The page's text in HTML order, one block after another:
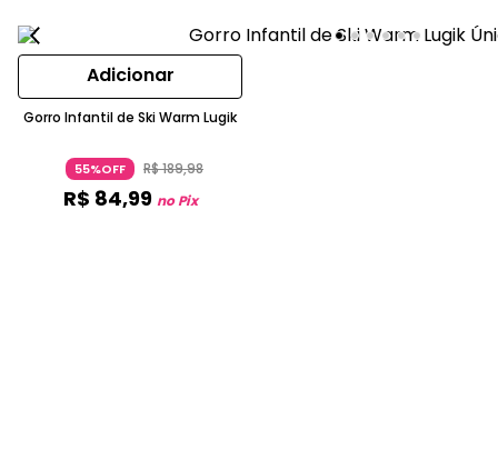
Adicionar
Gorro Infantil de Ski Warm Lugik
55%OFF R$189,98
R$ 84,99 no Pix